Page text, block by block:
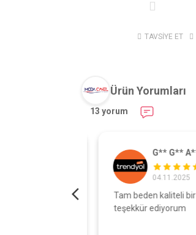
TAVSİYE ET
Ürün Yorumları
13 yorum
G** G** A**
04.11.2025
Tam beden kaliteli bir
teşekkür ediyorum